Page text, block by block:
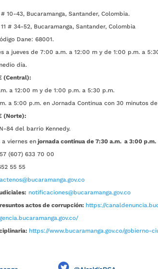
10-43, Bucaramanga, Santander, Colombia.
# 34-52, Bucaramanga, Santander, Colombia
Dane: 68001.
a jueves de 7:00 a.m. a 12:00 m y de 1:00 p.m. a
día.
(Central):
a 12:00 m y de 1:00 p.m. a 5:30 p.m.
p.m. en Jornada Continua con 30 minutos de
(Norte):
84 del barrio Kennedy.
viernes en jornada continua de 7:30 a.m. a 3:00 p.m.
(607) 633 70 00
55 55
notificaciones@bucaramanga.gov.co
actos de corrupción: https://
https://www.bucaramanga.gov.co/